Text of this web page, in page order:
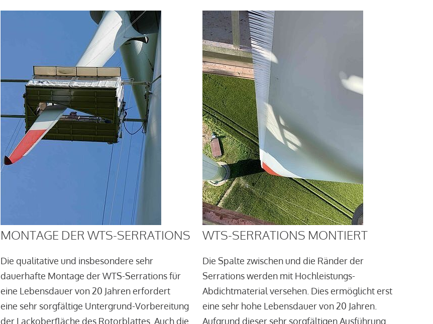
MONTAGE DER WTS-SERRATIONS
Die qualitative und insbesondere sehr
dauerhafte Montage der WTS-Serrations für
eine Lebensdauer von 20 Jahren erfordert
eine sehr sorgfältige Untergrund-Vorbereitung
der Lackoberfläche des Rotorblattes. Auch die
WTS-SERRATIONS MONTIERT
Die Spalte zwischen und die Ränder der
Serrations werden mit Hochleistungs-
Abdichtmaterial versehen. Dies ermöglicht erst
eine sehr hohe Lebensdauer von 20 Jahren.
Aufgrund dieser sehr sorgfältigen Ausführung